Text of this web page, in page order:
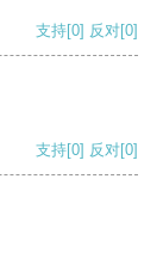
支持[0] 反对[0]
支持[0] 反对[0]